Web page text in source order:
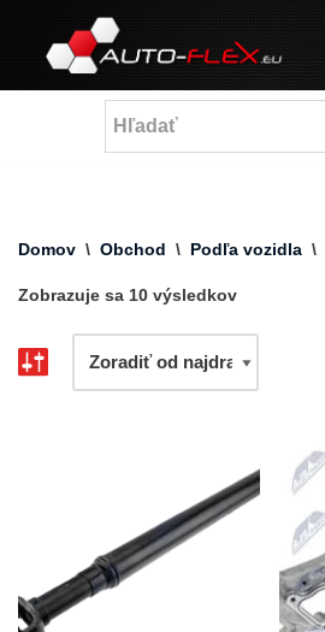
Prejsť
na
Domov \ Obchod \ Podľa vozidla \
Zobrazuje sa 10 výsledkov